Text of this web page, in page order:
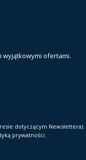
wyjątkowymi ofertami.
dotyczącym Newslettera).
prywatności.